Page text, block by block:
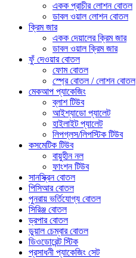
একক প্রাচীর লোশন বোতল
ডাবল ওয়াল লোশন বোতল
ক্রিম জার
একক দেয়ালের ক্রিম জার
ডাবল ওয়াল ক্রিম জার
ফুঁ দেওয়ার বোতল
ফোম বোতল
স্প্রে বোতল / লোশন বোতল
মেকআপ প্যাকেজিং
ব্লাশ টিউব
আইশ্যাডো প্যালেট
হাইলাইট প্যালেট
লিপগ্লস/লিপস্টিক টিউব
কসমেটিক টিউব
বায়ুহীন নল
ফাংশন টিউব
সানস্ক্রিন বোতল
পিসিআর বোতল
পুনরায় ভর্তিযোগ্য বোতল
সিরিঞ্জ বোতল
ড্রপার বোতল
ডুয়াল চেম্বার বোতল
ডিওডোরেন্ট স্টিক
প্রসাধনী প্যাকেজিং সেট